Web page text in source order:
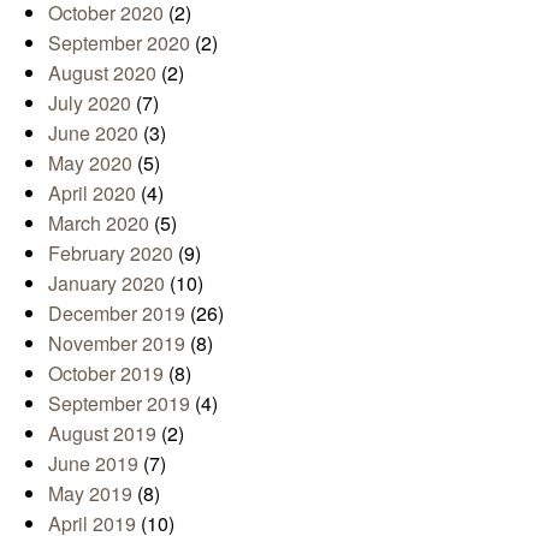
October 2020 (2)
September 2020 (2)
August 2020 (2)
July 2020 (7)
June 2020 (3)
May 2020 (5)
April 2020 (4)
March 2020 (5)
February 2020 (9)
January 2020 (10)
December 2019 (26)
November 2019 (8)
October 2019 (8)
September 2019 (4)
August 2019 (2)
June 2019 (7)
May 2019 (8)
April 2019 (10)